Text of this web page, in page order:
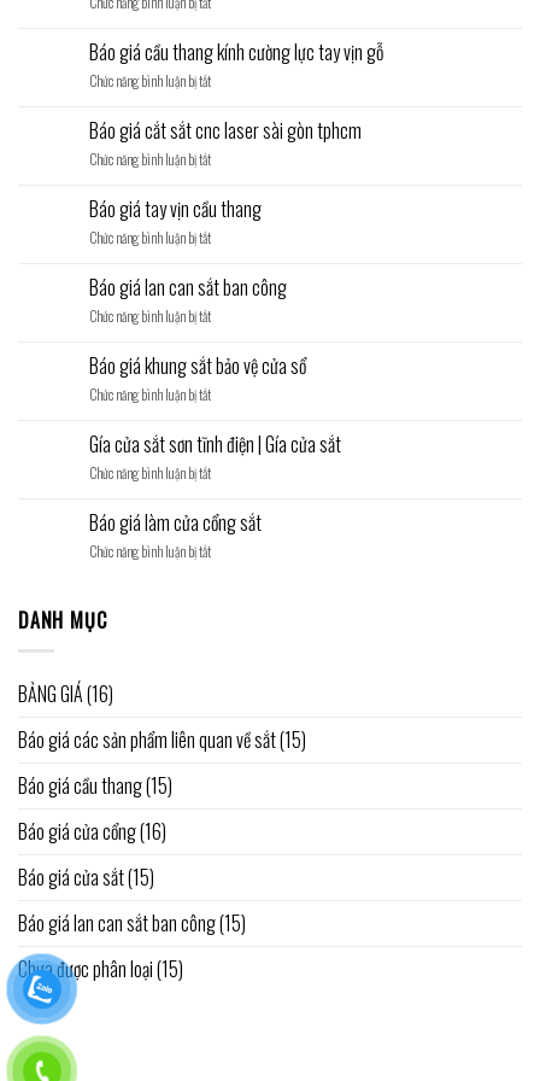
cổng
2
cánh
giá
cửa
sắt
cánh
Báo giá cầu thang kính cường lực tay vịn gỗ
Chức năng bình luận bị tắtở
cầu
thang
cường
lực
tay
gỗ
Báo giá cắt sắt cnc laser sài gòn tphcm
Chức năng bình luận bị tắtở
giá
cắt
sắt
laser
sài
gòn
Báo giá tay vịn cầu thang
Chức năng bình luận bị tắtở
giá
tay
vịn
thang
Báo giá lan can sắt ban công
Chức năng bình luận bị tắtở
giá
lan
can
ban
công
Báo giá khung sắt bảo vệ cửa sổ
Chức năng bình luận bị tắtở
giá
khung
sắt
vệ
cửa
sổ
Gía cửa sắt sơn tĩnh điện | Gía cửa sắt
Chức năng bình luận bị tắtở
cửa
sắt
sơn
Báo giá làm cửa cổng sắt
Chức năng bình luận bị tắtở
DANH MỤC
BẢNG GIÁ(16)
Báo giá các sản phẩm liên quan về sắt(15)
Báo giá cầu thang(15)
Báo giá cửa cổng(16)
Báo giá cửa sắt(15)
Báo giá lan can sắt ban công(15)
Chưa được phân loại(15)